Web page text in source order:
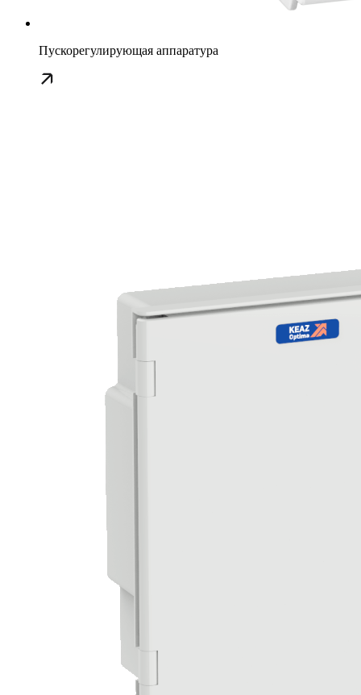
Пускорегулирующая аппаратура